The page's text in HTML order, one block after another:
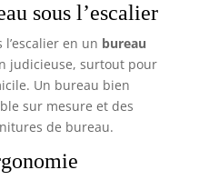
sous l’escalier
l’escalier en un bureau
judicieuse, surtout pour
Un bureau bien
sur mesure et des
de bureau.